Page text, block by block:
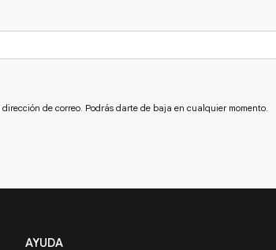
de correo. Podrás darte de baja en cualquier momento.
AYUDA